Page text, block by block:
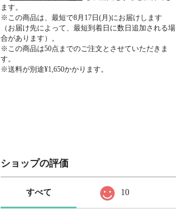
ます。
※この商品は、最短で8月17日(月)にお届けします
（お届け先によって、最短到着日に数日追加される場
合があります）。
※この商品は50点までのご注文とさせていただきま
す。
※送料が別途¥1,650かかります。
ショップの評価
すべて 10